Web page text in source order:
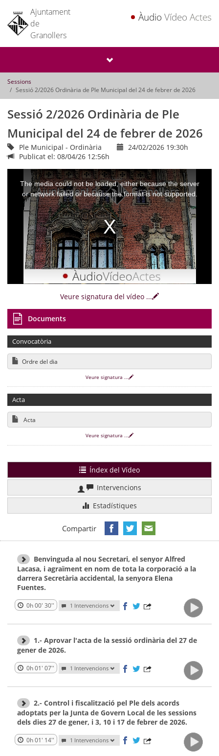
Ajuntament
de
Granollers
Àudio Vídeo Actes
Sessions
Sessió 2/2026 Ordinària de Ple Municipal del 24 de febrer de 2026
Sessió 2/2026 Ordinària de Ple
Municipal del 24 de febrer de 2026
Ple Municipal - Ordinària
24/02/2026 19:30h
Publicat el: 08/04/26 12:56h
The media could not be loaded, either because the server
or network failed or because the format is not supported.
Veure signatura del vídeo ...
Documents
Convocatòria
Ordre del dia
Veure signatura ...
Acta
Acta
Veure signatura ...
Índex del Vídeo
Intervencions
Estadístiques
Compartir
Benvinguda al nou Secretari, el senyor Alfred
Lacasa, i agraïment en nom de tota la corporació a la
darrera Secretària accidental, la senyora Elena
Fuentes.
0h 00' 30'' 1 Intervencions
1.- Aprovar l'acta de la sessió ordinària del 27 de
gener de 2026.
0h 01' 07'' 1 Intervencions
2.- Control i fiscalització pel Ple dels acords
adoptats per la Junta de Govern Local de les sessions
dels dies 27 de gener, i 3, 10 i 17 de febrer de 2026.
0h 01' 14'' 1 Intervencions